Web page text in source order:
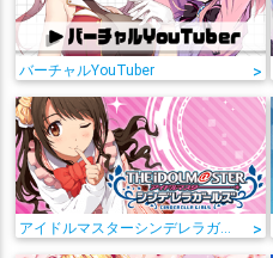
バーチャルYouTuber >
アイドルマスターシンデレラガールズ >